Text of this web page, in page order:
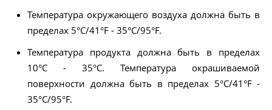
Температура окружающего воздуха должна быть в
пределах 5°С/41°F - 35°C/95°F.
Температура продукта должна быть в пределах
10°С - 35°С. Температура окрашиваемой
поверхности должна быть в пределах 5°С/41°F -
35°С/95°F.